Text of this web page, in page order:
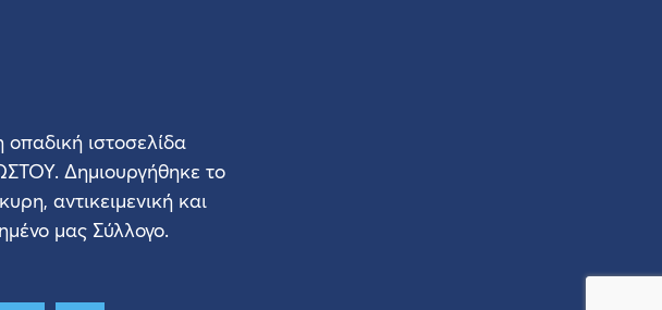
ιστοσελίδα
Δημιουργήθηκε το
αντικειμενική και
μας Σύλλογο.